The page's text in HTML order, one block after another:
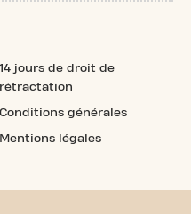
14 jours de droit de
rétractation
Conditions générales
Mentions légales